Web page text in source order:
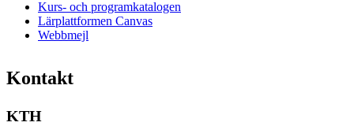
Kurs- och programkatalogen
Lärplattformen Canvas
Webbmejl
Kontakt
KTH